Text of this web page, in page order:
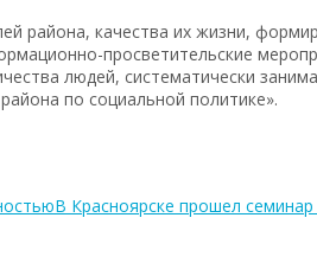
района, качества их жизни,
просветительские
людей, систематически
по социальной политике».
В Красноярске прошел